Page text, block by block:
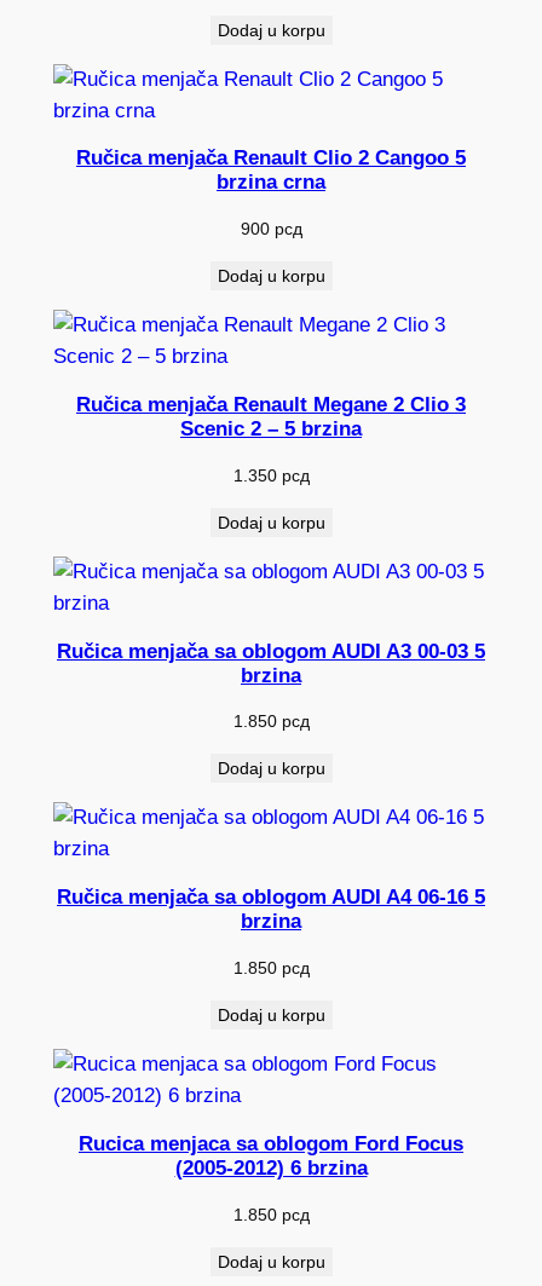
Dodaj u korpu
Ručica menjača Renault Clio 2 Cangoo 5
brzina crna
900 рсд
Dodaj u korpu
Ručica menjača Renault Megane 2 Clio 3
Scenic 2 – 5 brzina
1.350 рсд
Dodaj u korpu
Ručica menjača sa oblogom AUDI A3 00-03 5
brzina
1.850 рсд
Dodaj u korpu
Ručica menjača sa oblogom AUDI A4 06-16 5
brzina
1.850 рсд
Dodaj u korpu
Rucica menjaca sa oblogom Ford Focus
(2005-2012) 6 brzina
1.850 рсд
Dodaj u korpu